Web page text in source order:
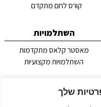
שלך
קורס לחם מתקדם
השתלמויות
מאסטר קלאס מתקדמות
השתלמויות מקצועיות
תקנון אתר